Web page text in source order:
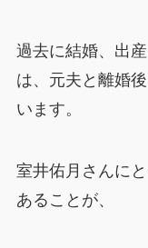
過去に結婚、出
は、元夫と離婚
います。
室井佑月さんに
あることが、